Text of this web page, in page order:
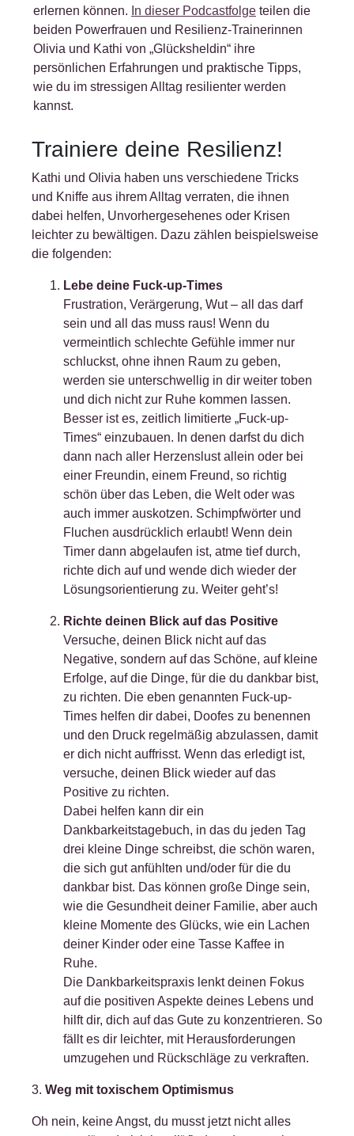
erlernen können. In dieser Podcastfolge teilen die
beiden Powerfrauen und Resilienz-Trainerinnen
Olivia und Kathi von „Glücksheldin“ ihre
persönlichen Erfahrungen und praktische Tipps,
wie du im stressigen Alltag resilienter werden
kannst.
Trainiere deine Resilienz!
Kathi und Olivia haben uns verschiedene Tricks
und Kniffe aus ihrem Alltag verraten, die ihnen
dabei helfen, Unvorhergesehenes oder Krisen
leichter zu bewältigen. Dazu zählen beispielsweise
die folgenden:
Lebe deine Fuck-up-Times
Frustration, Verärgerung, Wut – all das darf
sein und all das muss raus! Wenn du
vermeintlich schlechte Gefühle immer nur
schluckst, ohne ihnen Raum zu geben,
werden sie unterschwellig in dir weiter toben
und dich nicht zur Ruhe kommen lassen.
Besser ist es, zeitlich limitierte „Fuck-up-
Times“ einzubauen. In denen darfst du dich
dann nach aller Herzenslust allein oder bei
einer Freundin, einem Freund, so richtig
schön über das Leben, die Welt oder was
auch immer auskotzen. Schimpfwörter und
Fluchen ausdrücklich erlaubt! Wenn dein
Timer dann abgelaufen ist, atme tief durch,
richte dich auf und wende dich wieder der
Lösungsorientierung zu. Weiter geht’s!
Richte deinen Blick auf das Positive
Versuche, deinen Blick nicht auf das
Negative, sondern auf das Schöne, auf kleine
Erfolge, auf die Dinge, für die du dankbar bist,
zu richten. Die eben genannten Fuck-up-
Times helfen dir dabei, Doofes zu benennen
und den Druck regelmäßig abzulassen, damit
er dich nicht auffrisst. Wenn das erledigt ist,
versuche, deinen Blick wieder auf das
Positive zu richten.
Dabei helfen kann dir ein
Dankbarkeitstagebuch, in das du jeden Tag
drei kleine Dinge schreibst, die schön waren,
die sich gut anfühlten und/oder für die du
dankbar bist. Das können große Dinge sein,
wie die Gesundheit deiner Familie, aber auch
kleine Momente des Glücks, wie ein Lachen
deiner Kinder oder eine Tasse Kaffee in
Ruhe.
Die Dankbarkeitspraxis lenkt deinen Fokus
auf die positiven Aspekte deines Lebens und
hilft dir, dich auf das Gute zu konzentrieren. So
fällt es dir leichter, mit Herausforderungen
umzugehen und Rückschläge zu verkraften.
3. Weg mit toxischem Optimismus
Oh nein, keine Angst, du musst jetzt nicht alles